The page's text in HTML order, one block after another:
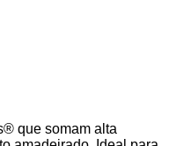
que somam alta